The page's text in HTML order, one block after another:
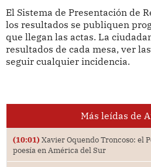
El Sistema de Presentación de
los resultados se publiquen
que llegan las actas. La
resultados de cada mesa, ver
seguir cualquier incidencia.
Más leídas de
(10:01) Xavier Oquendo Troncoso: el
poesía en América del Sur